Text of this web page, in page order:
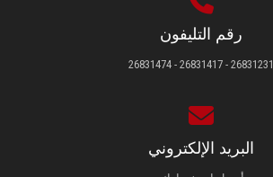
رقم التليفون
26831231 - 26831417 - 26831474
البريد الإلكتروني